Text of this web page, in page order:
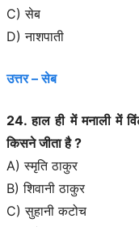
C) सेब
D) नाशपाती
उत्तर – सेब
24. हाल ही में मनाली में
किसने जीता है ?
A) स्मृति ठाकुर
B) शिवानी ठाकुर
C) सुहानी कटोच